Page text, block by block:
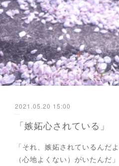
2021.05.20 15:00
「嫉妬心されている」
「それ、嫉妬されているんだ
（心地よくない）がいたんだ